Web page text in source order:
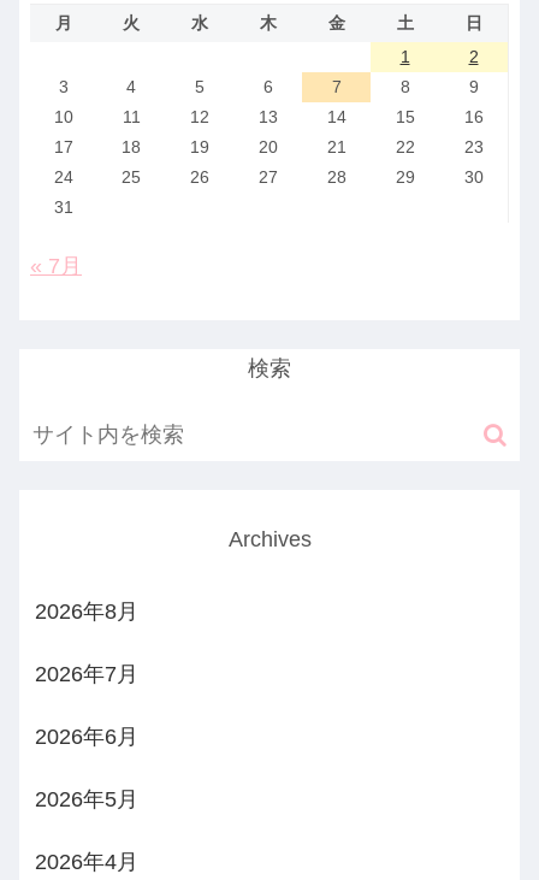
月 火 水 木 金 土
日
1
2
3
4 5 6 7 8
9
10
11 12 13 14 15
16
17
18 19 20 21 22
23
24
25 26 27 28 29
30
31
« 7月
検索
Archives
2026年8月
2026年7月
2026年6月
2026年5月
2026年4月